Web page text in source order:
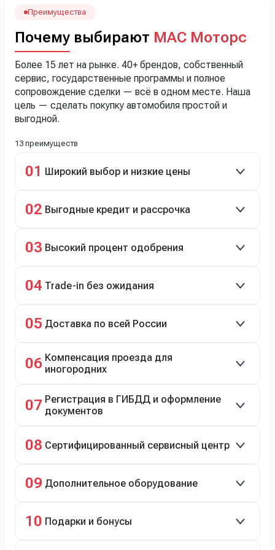
менеджеру Сергею, профессионал своего дела!
Преимущества
Почему выбирают МАС Моторс
Более 15 лет на рынке. 40+ брендов, собственный
сервис, государственные программы и полное
сопровождение сделки — всё в одном месте. Наша
цель — сделать покупку автомобиля простой и
выгодной.
13 преимуществ
01 Широкий выбор и низкие цены
подержанные авто.
02 Выгодные кредит и рассрочка
рассрочка 0% на 2 года при первом взносе 35–50%.
03 Высокий процент одобрения
04 Trade-in без ожидания
05 Доставка по всей России
06 Компенсация проезда для
иногородних
07 Регистрация в ГИБДД и оформление
документов
08 Сертифицированный сервисный центр
технический ремонт.
09 Дополнительное оборудование
10 Подарки и бонусы